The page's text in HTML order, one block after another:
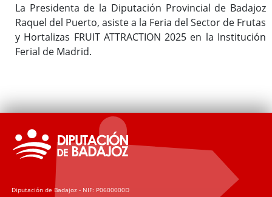
La Presidenta de la Diputación Provincial de Badajoz
Raquel del Puerto, asiste a la Feria del Sector de Frutas
y Hortalizas FRUIT ATTRACTION 2025 en la Institución
Ferial de Madrid.
Diputación de Badajoz - NIF: P0600000D